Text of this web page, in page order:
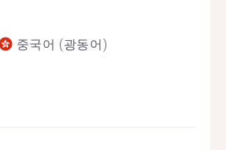
중국어 (광동어)